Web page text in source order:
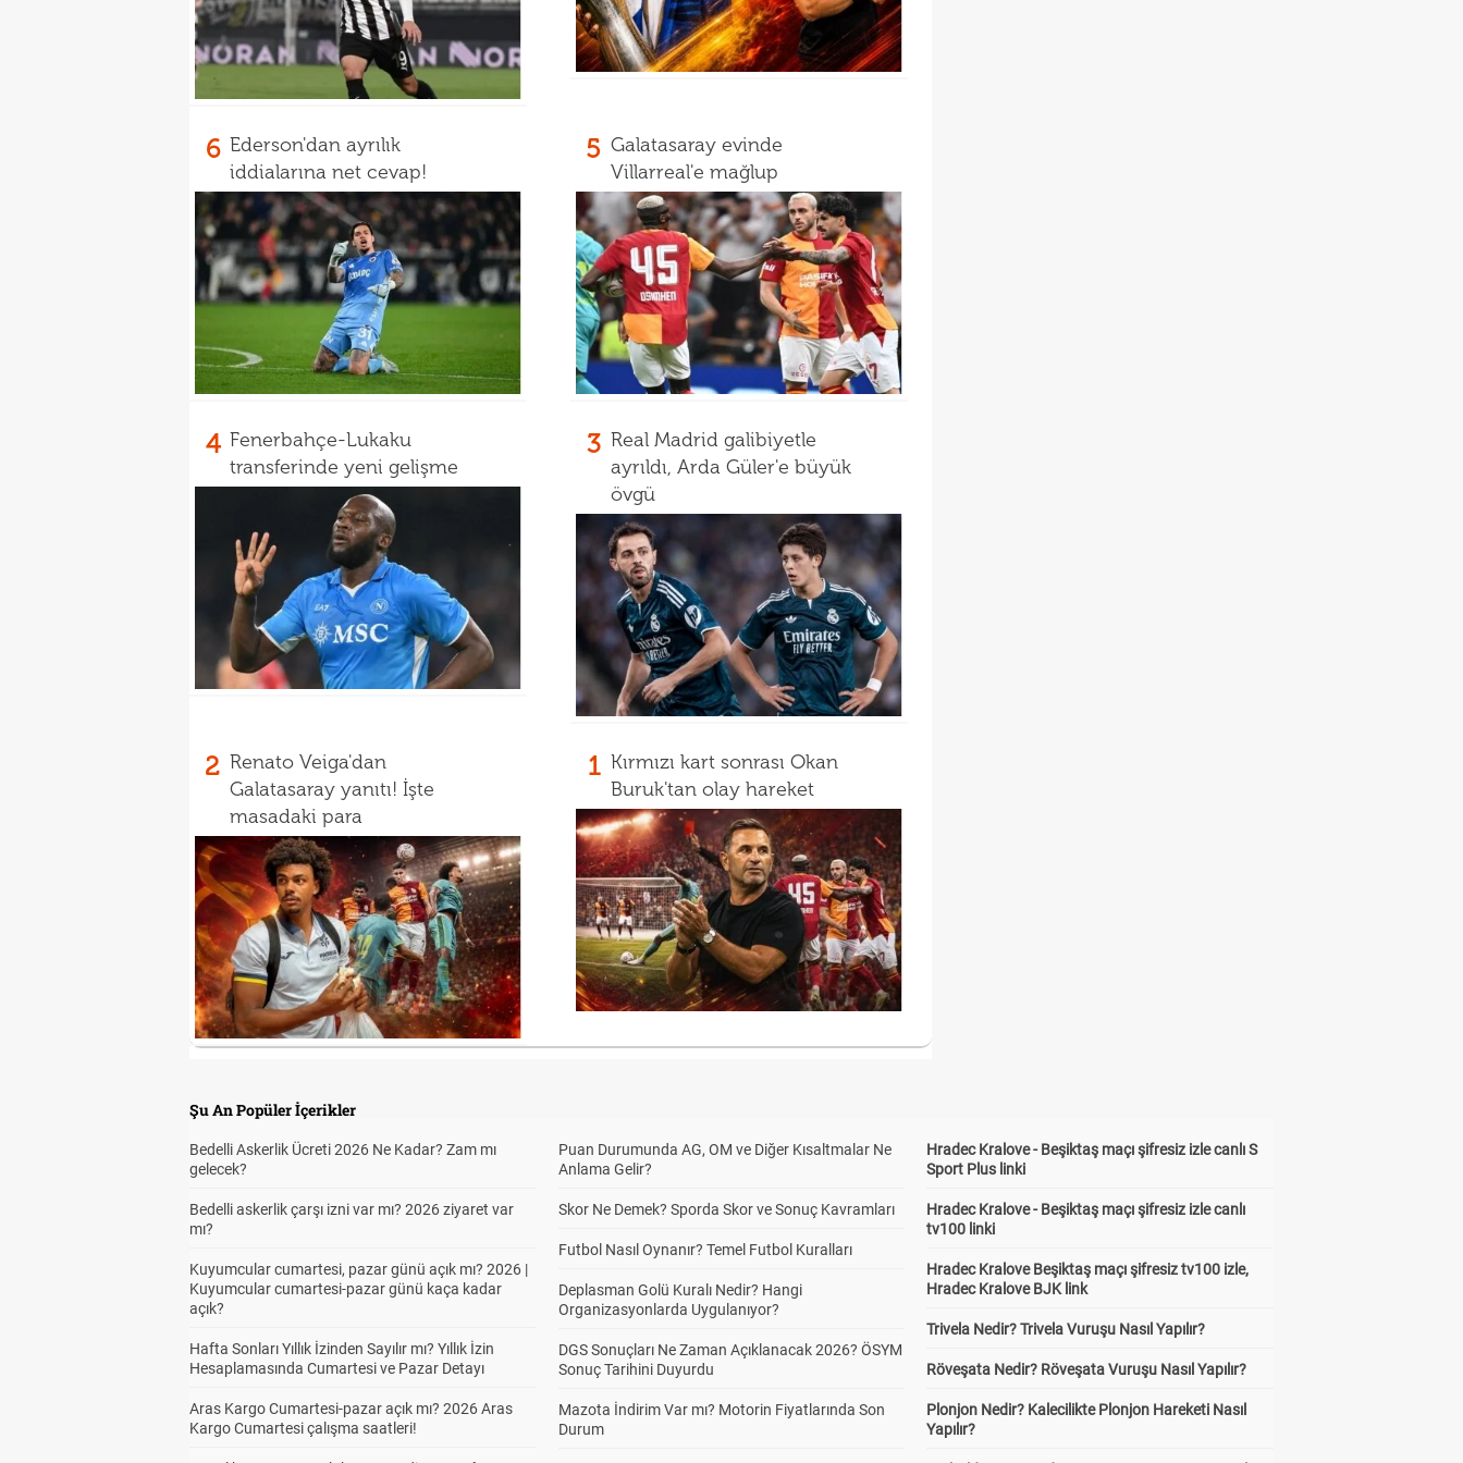
6 Ederson'dan ayrılık
iddialarına net cevap!
5 Galatasaray evinde
Villarreal'e mağlup
4 Fenerbahçe-Lukaku
transferinde yeni gelişme
3 Real Madrid galibiyetle
ayrıldı, Arda Güler'e büyük
övgü
2 Renato Veiga'dan
Galatasaray yanıtı! İşte
masadaki para
1 Kırmızı kart sonrası Okan
Buruk'tan olay hareket
Şu An Popüler İçerikler
Bedelli Askerlik Ücreti 2026 Ne Kadar? Zam mı
gelecek?
Bedelli askerlik çarşı izni var mı? 2026 ziyaret var
mı?
Kuyumcular cumartesi, pazar günü açık mı? 2026 |
Kuyumcular cumartesi-pazar günü kaça kadar
açık?
Hafta Sonları Yıllık İzinden Sayılır mı? Yıllık İzin
Hesaplamasında Cumartesi ve Pazar Detayı
Aras Kargo Cumartesi-pazar açık mı? 2026 Aras
Kargo Cumartesi çalışma saatleri!
Puan Durumunda AG, OM ve Diğer Kısaltmalar Ne
Anlama Gelir?
Skor Ne Demek? Sporda Skor ve Sonuç Kavramları
Futbol Nasıl Oynanır? Temel Futbol Kuralları
Deplasman Golü Kuralı Nedir? Hangi
Organizasyonlarda Uygulanıyor?
DGS Sonuçları Ne Zaman Açıklanacak 2026? ÖSYM
Sonuç Tarihini Duyurdu
Mazota İndirim Var mı? Motorin Fiyatlarında Son
Durum
Hradec Kralove - Beşiktaş maçı şifresiz izle canlı S
Sport Plus linki
Hradec Kralove - Beşiktaş maçı şifresiz izle canlı
tv100 linki
Hradec Kralove Beşiktaş maçı şifresiz tv100 izle,
Hradec Kralove BJK link
Trivela Nedir? Trivela Vuruşu Nasıl Yapılır?
Röveşata Nedir? Röveşata Vuruşu Nasıl Yapılır?
Plonjon Nedir? Kalecilikte Plonjon Hareketi Nasıl
Yapılır?